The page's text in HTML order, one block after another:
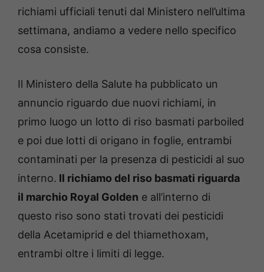
richiami ufficiali tenuti dal Ministero nell’ultima
settimana, andiamo a vedere nello specifico
cosa consiste.
Il Ministero della Salute ha pubblicato un
annuncio riguardo due nuovi richiami, in
primo luogo un lotto di riso basmati parboiled
e poi due lotti di origano in foglie, entrambi
contaminati per la presenza di pesticidi al suo
interno. Il richiamo del riso basmati riguarda
il marchio Royal Golden e all’interno di
questo riso sono stati trovati dei pesticidi
della Acetamiprid e del thiamethoxam,
entrambi oltre i limiti di legge.